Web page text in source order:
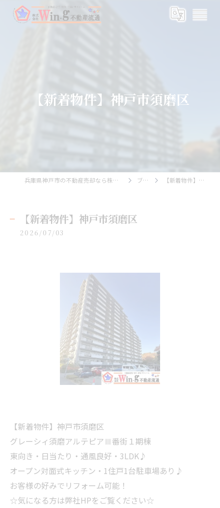
【新着物件】神戸市須磨区
兵庫県神戸市の不動産売却なら株式会社Wing不動産流通 ブログ 【新着物件】神戸市須磨区
【新着物件】神戸市須磨区
2026/07/03
【新着物件】神戸市須磨区
グレーシィ須磨アルテピアⅢ番街１期棟
東向き・日当たり・通風良好・3LDK♪
オープン対面式キッチン・1住戸1台駐車場あり♪
お客様の好みでリフォーム可能！
☆気になる方は弊社HPをご覧ください☆